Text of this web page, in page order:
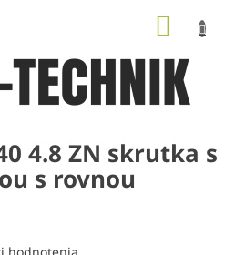
4.8 ZN skrutka s
s rovnou